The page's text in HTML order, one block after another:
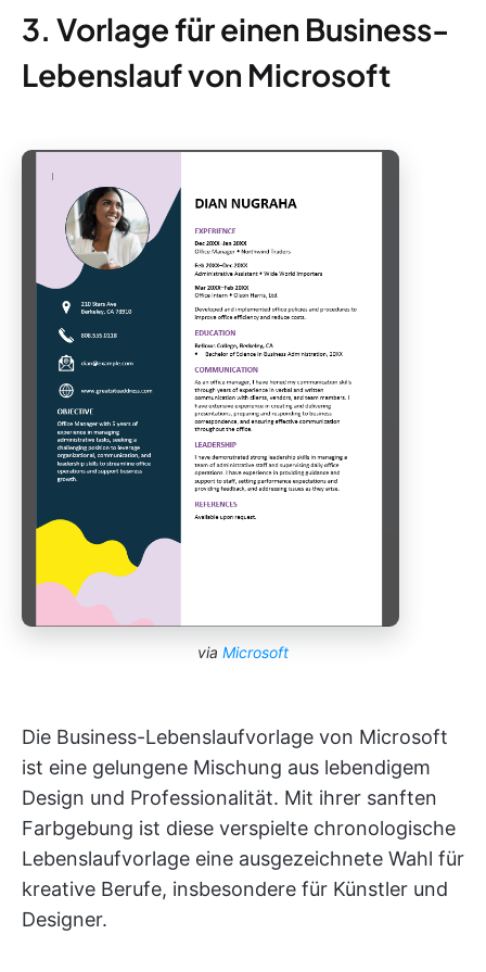
3. Vorlage für einen Business-
Lebenslauf von Microsoft
via Microsoft
Die Business-Lebenslaufvorlage von Microsoft
ist eine gelungene Mischung aus lebendigem
Design und Professionalität. Mit ihrer sanften
Farbgebung ist diese verspielte chronologische
Lebenslaufvorlage eine ausgezeichnete Wahl für
kreative Berufe, insbesondere für Künstler und
Designer.